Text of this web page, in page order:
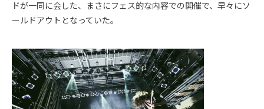
ドが一同に会した、まさにフェス的な内容での開催で、早々にソ
ールドアウトとなっていた。